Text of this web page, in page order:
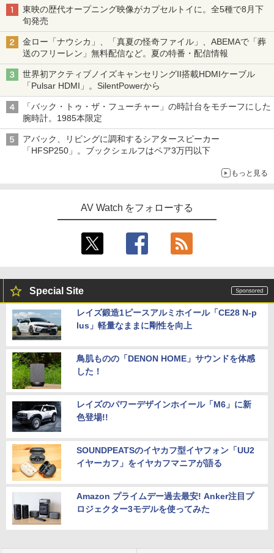
東映の歴代オープニング映像がカプセルトイに。全5種で8月下
旬発売
金ロー「ナウシカ」、「真夏の怪奇ファイル」、ABEMAで「葬
送のフリーレン」無料配信など。夏の特番・配信情報
世界初アクティブノイズキャンセリングII搭載HDMIケーブル
「Pulsar HDMI」。SilentPowerから
「バック・トゥ・ザ・フューチャー」の時計台をモチーフにした
腕時計。1985本限定
アバック、リビングに調和するシアタースピーカー
「HFSP250」。ブックシェルフはペア3万円以下
もっと見る
AV Watch をフォローする
Special Site
レイズ鍛造1ピースアルミホイール「CE28 N-p
lus」軽量なままに剛性を向上
鳥肌ものの「DENON HOME」サウンドを体感
した！
レイズのパワーデザインホイール「M6」に新
色登場!!
SOUNDPEATSのイヤカフ型イヤフォン「UU2
イヤーカフ」をイヤカフマニアが語る
Amazon プライムデー過去最安! Anker注目プ
ロジェクター3モデルを使ってみた